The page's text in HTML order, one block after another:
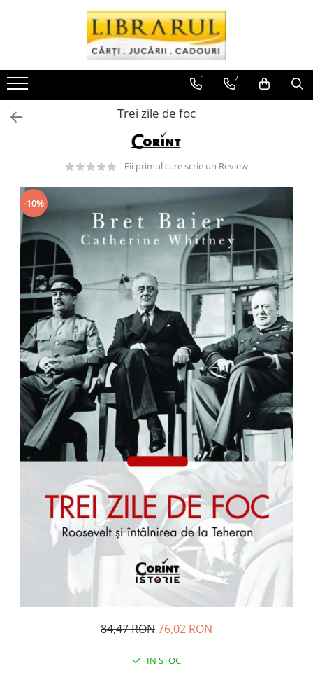
Toate Produsele
CARTI
Arta, arhitectura si fotografie
Arhitectura
Pictura si desen
Biografii si memorii
Biografii
Memorii si jurnale
Teorie si critica literara
Business, economie, finante
Economie
Finante si investitii
Management si leadership
Pedagogie
Resurse umane
Vanzari si marketing
Carte scolara
Atlase, dictionare si enciclopedii
Carte prescolara
Carte scolara
Dictionare de limba romana
Ghiduri de conversatie
Invatamant gimnazial
Invatamant primar
Invatarea limbilor straine
Povesti si povestiri
Atlase, dictionare si enciclopedii
1 2
Trei zile de foc
Fii primul care scrie un Review
-10%
84,47 RON76,02 RON
IN STOC